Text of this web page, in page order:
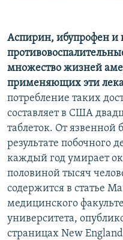
Аспирин, ибупрофен и
множество жизней
применяющих эти
потребление таких
составляет в США
таблеток. От язвенной
результате побочного
каждый год умирает
половиной тысяч
содержится в статье
медицинского
университета,
страницах New